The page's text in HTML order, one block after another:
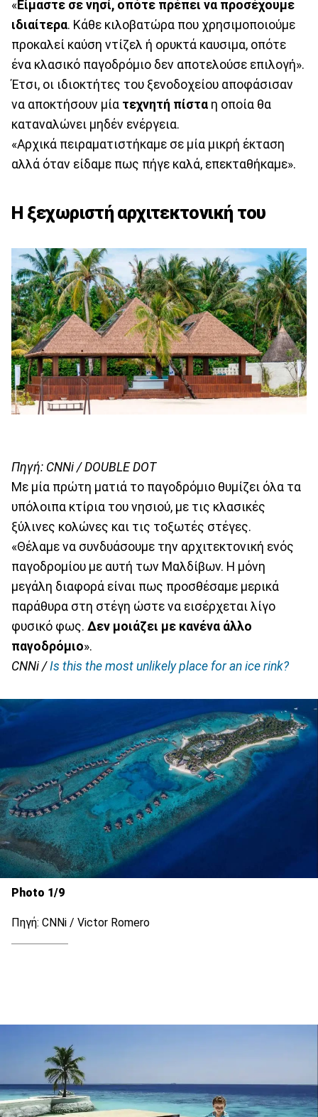
«Είμαστε σε νησί, οπότε πρέπει να προσέχουμε
ιδιαίτερα. Κάθε κιλοβατώρα που χρησιμοποιούμε
προκαλεί καύση ντίζελ ή ορυκτά καυσιμα, οπότε
ένα κλασικό παγοδρόμιο δεν αποτελούσε επιλογή».
Έτσι, οι ιδιοκτήτες του ξενοδοχείου αποφάσισαν
να αποκτήσουν μία τεχνητή πίστα η οποία θα
καταναλώνει μηδέν ενέργεια.
«Αρχικά πειραματιστήκαμε σε μία μικρή έκταση
αλλά όταν είδαμε πως πήγε καλά, επεκταθήκαμε».
Η ξεχωριστή αρχιτεκτονική του
Πηγή: CNNi / DOUBLE DOT
Με μία πρώτη ματιά το παγοδρόμιο θυμίζει όλα τα
υπόλοιπα κτίρια του νησιού, με τις κλασικές
ξύλινες κολώνες και τις τοξωτές στέγες.
«Θέλαμε να συνδυάσουμε την αρχιτεκτονική ενός
παγοδρομίου με αυτή των Μαλδίβων. Η μόνη
μεγάλη διαφορά είναι πως προσθέσαμε μερικά
παράθυρα στη στέγη ώστε να εισέρχεται λίγο
φυσικό φως. Δεν μοιάζει με κανένα άλλο
παγοδρόμιο».
CNNi /Is this the most unlikely place for an ice rink?
Photo 1/9
Πηγή: CNNi / Victor Romero